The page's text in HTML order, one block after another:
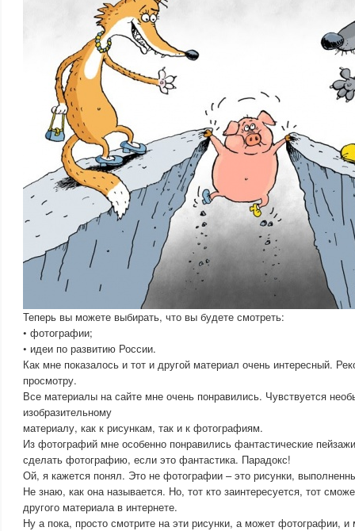
Теперь вы можете выбирать, что вы будете смотреть:
• фотографии;
• идеи по развитию России.
Как мне показалось и тот и другой материал очень интересный.
просмотру.
Все материалы на сайте мне очень понравились. Чувствуется
изобразительному
материалу, как к рисункам, так и к фотографиям.
Из фотографий мне особенно понравились фантастические
сделать фотографию, если это фантастика. Парадокс!
Ой, я кажется понял. Это не фотографии – это рисунки,
Не знаю, как она называется. Но, тот кто заинтересуется, тот
другого материала в интернете.
Ну а пока, просто смотрите на эти рисунки, а может фотографии, и